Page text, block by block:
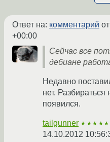
Ответ на: комментарий
+00:00
Сейчас все
дебиане
Недавно
нет. Разбираться
появился.
tailgunner ★★★★★
14.10.2012